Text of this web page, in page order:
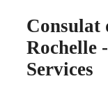
Consulat
Rochelle
Services